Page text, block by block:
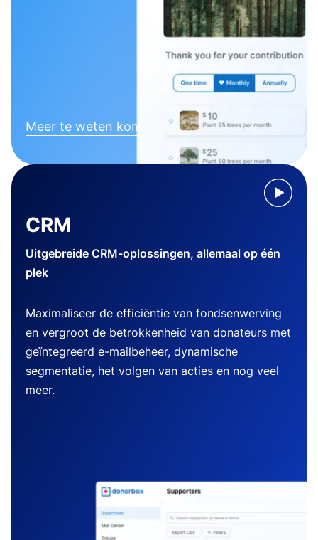
Meer te weten komen
CRM
Uitgebreide CRM-oplossingen, allemaal op één
plek
Maximaliseer de efficiëntie van fondsenwerving
en vergroot de betrokkenheid van donateurs met
geïntegreerd e-mailbeheer, dynamische
segmentatie, het volgen van acties en nog veel
meer.